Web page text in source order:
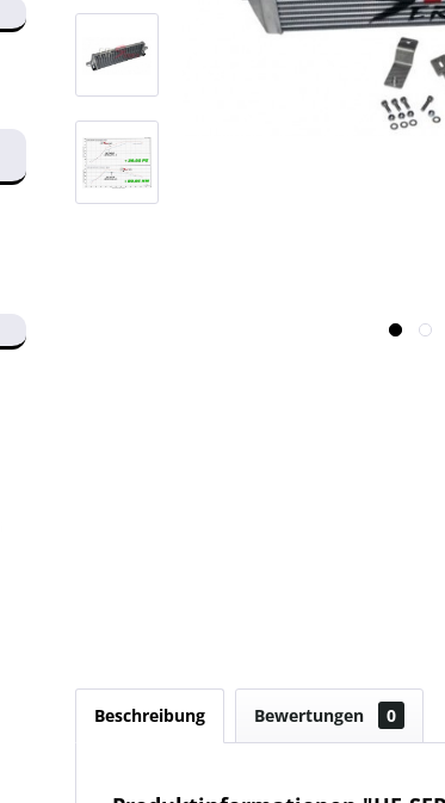
Beschreibung Bewertungen 0